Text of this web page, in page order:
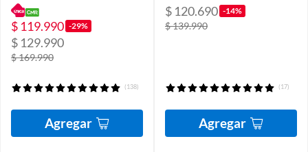
$ 119.990 -29%
$ 129.990
$ 169.990
(138)
Agregar
$ 120.690 -14%
$ 139.990
(17)
Agregar